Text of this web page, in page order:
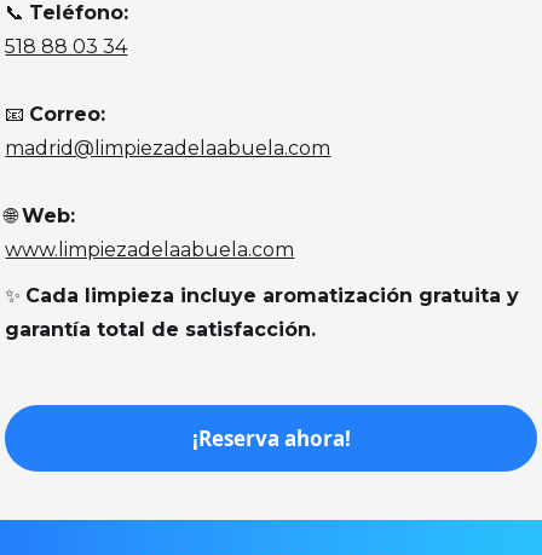
📞 Teléfono:
518 88 03 34
📧 Correo:
madrid@limpiezadelaabuela.com
🌐Web:
www.limpiezadelaabuela.com
✨ Cada limpieza incluye aromatización gratuita y
garantía total de satisfacción.
¡Reserva ahora!